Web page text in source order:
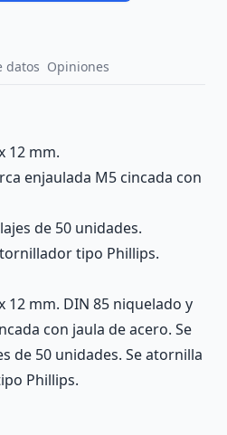
datos Opiniones
12 mm.
enjaulada M5 cincada con
de 50 unidades.
tipo Phillips.
12 mm. DIN 85 niquelado y
con jaula de acero. Se
de 50 unidades. Se atornilla
Phillips.